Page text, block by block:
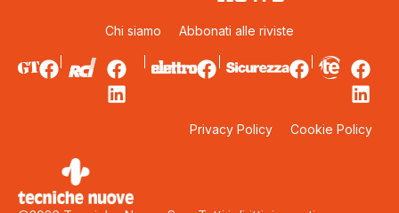
Chi siamo Abbonati alle riviste
Privacy Policy Cookie Policy